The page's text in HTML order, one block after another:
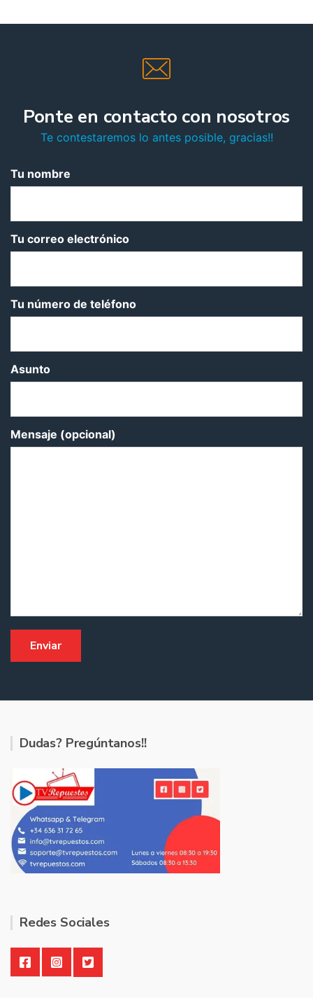
Ponte en contacto con nosotros
Te contestaremos lo antes posible, gracias!!
Tu nombre
Tu correo electrónico
Tu número de teléfono
Asunto
Mensaje (opcional)
Dudas? Pregúntanos!!
Redes Sociales